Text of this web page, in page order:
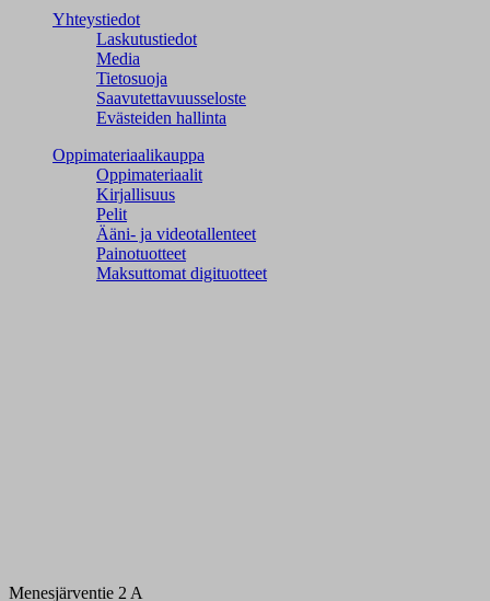
Yhteystiedot
Laskutustiedot
Media
Tietosuoja
Saavutettavuusseloste
Evästeiden hallinta
Oppimateriaalikauppa
Oppimateriaalit
Kirjallisuus
Pelit
Ääni- ja videotallenteet
Painotuotteet
Maksuttomat digituotteet
Menesjärventie 2 A